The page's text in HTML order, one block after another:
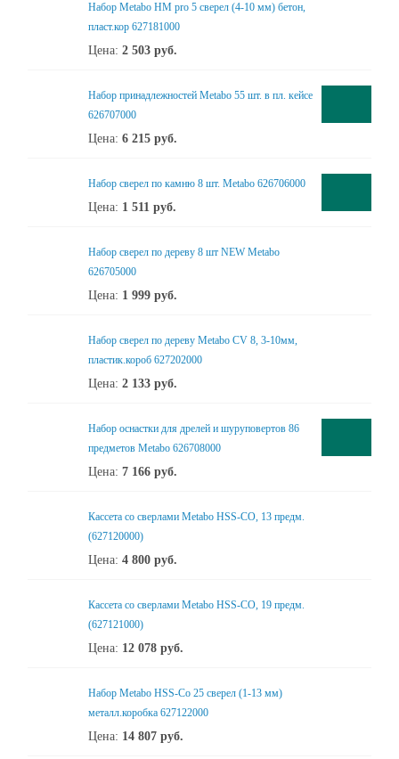
Набор Metabo НМ pro 5 сверел (4-10 мм) бетон,
пласт.кор 627181000
Цена: 2 503 руб.
Набор принадлежностей Metabo 55 шт. в пл. кейсе
626707000
Цена: 6 215 руб.
Набор сверел по камню 8 шт. Metabo 626706000
Цена: 1 511 руб.
Набор сверел по дереву 8 шт NEW Metabo
626705000
Цена: 1 999 руб.
Набор сверел по дереву Metabo CV 8, 3-10мм,
пластик.короб 627202000
Цена: 2 133 руб.
Набор оснастки для дрелей и шуруповертов 86
предметов Metabo 626708000
Цена: 7 166 руб.
Кассета со сверлами Metabo HSS-CO, 13 предм.
(627120000)
Цена: 4 800 руб.
Кассета со сверлами Metabo HSS-CO, 19 предм.
(627121000)
Цена: 12 078 руб.
Набор Metabo HSS-Co 25 сверел (1-13 мм)
металл.коробка 627122000
Цена: 14 807 руб.